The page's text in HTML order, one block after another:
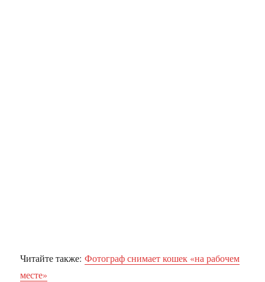
Читайте также:Фотограф снимает кошек «на рабочем
месте»